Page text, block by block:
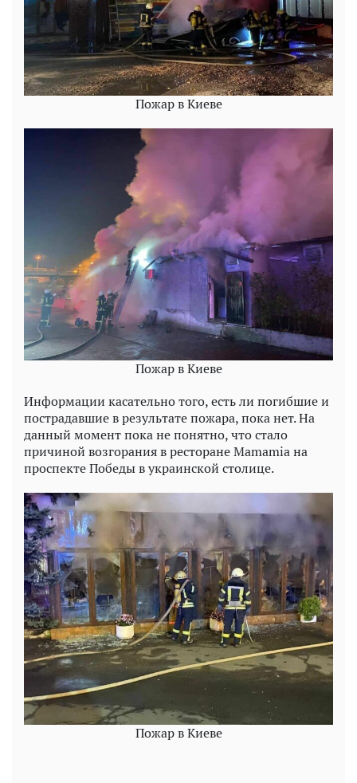
Пожар в Киеве
Пожар в Киеве
Информации касательно того, есть ли погибшие и
пострадавшие в результате пожара, пока нет. На
данный момент пока не понятно, что стало
причиной возгорания в ресторане Mamamia на
проспекте Победы в украинской столице.
Пожар в Киеве